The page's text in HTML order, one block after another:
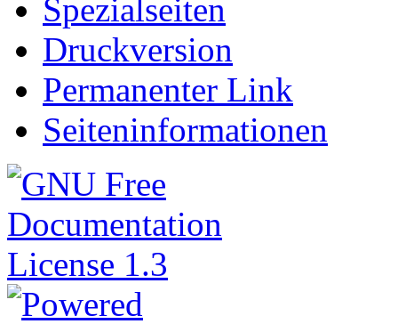
Spezialseiten
Druckversion
Permanenter Link
Seiteninformationen